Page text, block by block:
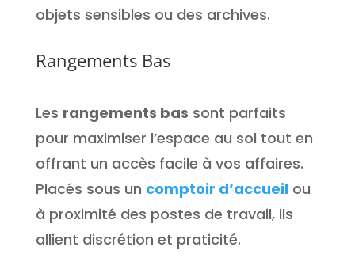
objets sensibles ou des archives.
Rangements Bas
Les rangements bas sont parfaits
pour maximiser l’espace au sol tout en
offrant un accès facile à vos affaires.
Placés sous un comptoir d’accueilou
à proximité des postes de travail, ils
allient discrétion et praticité.